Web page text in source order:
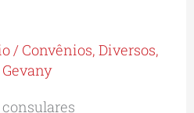
/ Convênios,Diversos,